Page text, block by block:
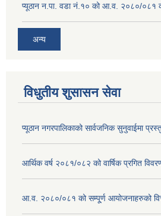
प्यूठान न.पा. वडा नं.१० को आ.व. २०८०/०८१
अन्य
विधुतीय शुसासन सेवा
प्यूठान नगरपालिकाको सार्वजनिक सुनुवाईमा
आर्थिक वर्ष २०८१/०८२ को वार्षिक प्रगित
आ.व. २०८०/०८१ को सम्पू्र्ण आयोजनाहरुको